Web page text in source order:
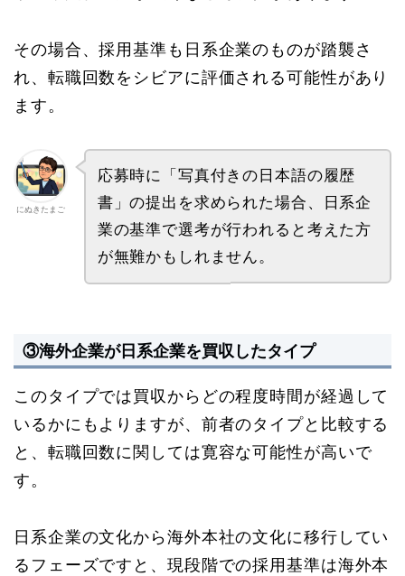
その場合、採用基準も日系企業のものが踏襲さ
れ、転職回数をシビアに評価される可能性があり
ます。
にぬきたまご
応募時に「写真付きの日本語の履歴
書」の提出を求められた場合、日系企
業の基準で選考が行われると考えた方
が無難かもしれません。
③海外企業が日系企業を買収したタイプ
このタイプでは買収からどの程度時間が経過して
いるかにもよりますが、前者のタイプと比較する
と、転職回数に関しては寛容な可能性が高いで
す。
日系企業の文化から海外本社の文化に移行してい
るフェーズですと、現段階での採用基準は海外本